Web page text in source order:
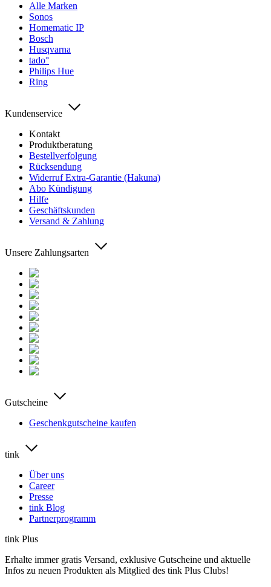
Alle Marken
Sonos
Homematic IP
Bosch
Husqvarna
tado°
Philips Hue
Ring
Kundenservice
Kontakt
Produktberatung
Bestellverfolgung
Rücksendung
Widerruf Extra-Garantie (Hakuna)
Abo Kündigung
Hilfe
Geschäftskunden
Versand & Zahlung
Unsere Zahlungsarten
Gutscheine
Geschenkgutscheine kaufen
tink
Über uns
Career
Presse
tink Blog
Partnerprogramm
tink Plus
Erhalte immer gratis Versand, exklusive Gutscheine und aktuelle
Infos zu neuen Produkten als Mitglied des tink Plus Clubs!